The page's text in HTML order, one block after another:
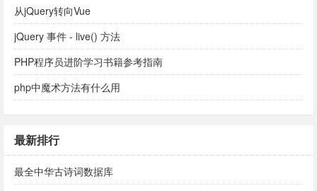
从jQuery转向Vue
jQuery 事件 - live() 方法
PHP程序员进阶学习书籍参考指南
php中魔术方法有什么用
最新排行
最全中华古诗词数据库